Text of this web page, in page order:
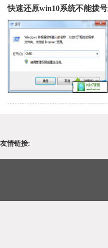
快速还原win10系统不能拨
友情链接: